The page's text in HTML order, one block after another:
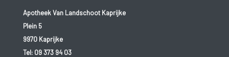
Apotheek Van Landschoot Kaprijke
Plein 5
9970 Kaprijke
Tel: 09 373 94 03